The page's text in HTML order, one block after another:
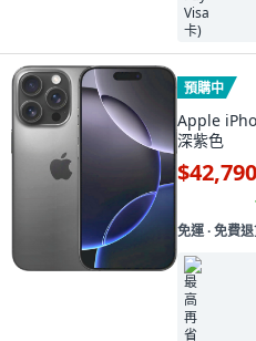
預購中
Apple
深紫色
$42,790
免運 ∙ 免費